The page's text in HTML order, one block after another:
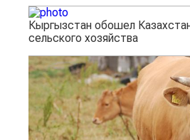
Кыргызстан обошел
сельского хозяйства